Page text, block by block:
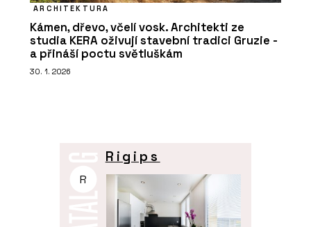
ARCHITEKTURA
Kámen, dřevo, včelí vosk. Architekti ze
studia KERA oživují stavební tradici Gruzie -
a přináší poctu světluškám
30. 1. 2026
R
Rigips